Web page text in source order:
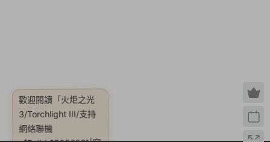
歡迎閱讀 「火炬之光
3/Torchlight III/支持
網絡聯機
【Build.25052021|容
量6.23GB|官方簡體中